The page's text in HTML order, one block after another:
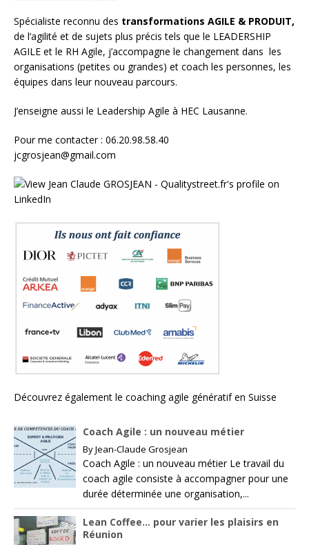
Spécialiste reconnu des transformations AGILE & PRODUIT,
de l’agilité et de sujets plus précis tels que le LEADERSHIP
AGILE et le RH Agile, j’accompagne le changement dans les
organisations (petites ou grandes) et coach les personnes, les
équipes dans leur nouveau parcours.
J’enseigne aussi le Leadership Agile à HEC Lausanne.
Pour me contacter : 06.20.98.58.40
jcgrosjean@gmail.com
Découvrez également le coaching agile génératif en Suisse
Coach Agile : un nouveau métier
ByJean-Claude Grosjean
Coach Agile : un nouveau métier Le travail du
coach agile consiste à accompagner pour une
durée déterminée une organisation,...
Lean Coffee… pour varier les plaisirs en
Réunion